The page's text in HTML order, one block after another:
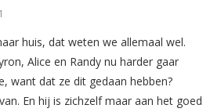
huis, dat weten we allemaal wel.
Alice en Randy nu harder gaar
want dat ze dit gedaan hebben?
En hij is zichzelf maar aan het goed